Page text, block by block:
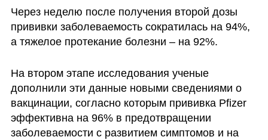
Через неделю после получения второй дозы
прививки заболеваемость сократилась на 94%,
а тяжелое протекание болезни – на 92%.
На втором этапе исследования ученые
дополнили эти данные новыми сведениями о
вакцинации, согласно которым прививка Pfizer
эффективна на 96% в предотвращении
заболеваемости с развитием симптомов и на